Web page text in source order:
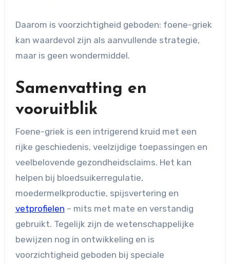
Daarom is voorzichtigheid geboden: foene-griek
kan waardevol zijn als aanvullende strategie,
maar is geen wondermiddel.
Samenvatting en
vooruitblik
Foene-griek is een intrigerend kruid met een
rijke geschiedenis, veelzijdige toepassingen en
veelbelovende gezondheidsclaims. Het kan
helpen bij bloedsuikerregulatie,
moedermelkproductie, spijsvertering en
vetprofielen – mits met mate en verstandig
gebruikt. Tegelijk zijn de wetenschappelijke
bewijzen nog in ontwikkeling en is
voorzichtigheid geboden bij speciale